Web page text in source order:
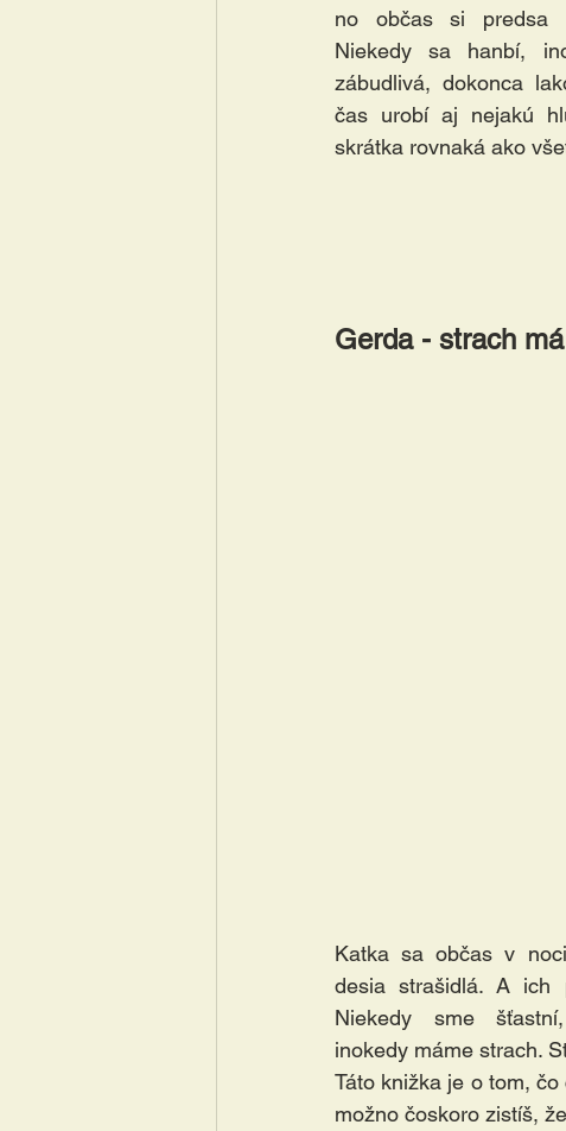
no občas si predsa
Niekedy sa hanbí,
zábudlivá, dokonca
čas urobí aj nejakú
skrátka rovnaká ako
Gerda - strach
Katka sa občas v
desia strašidlá. A ich
Niekedy sme
inokedy máme strach.
Táto knižka je o tom,
možno čoskoro zistíš,